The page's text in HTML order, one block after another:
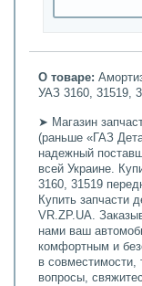
О товаре:
УАЗ 3160, 31519,
➤ Магазин
(раньше «ГАЗ
надежный
всей Украине.
3160, 31519
Купить запчасти
VR.ZP.UA.
нами ваш
комфортным и
в совместимости,
вопросы,